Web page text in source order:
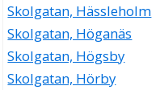
Skolgatan, Hässleholm
Skolgatan, Höganäs
Skolgatan, Högsby
Skolgatan, Hörby